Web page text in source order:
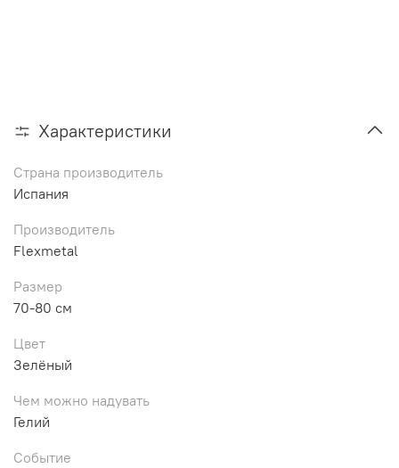
Характеристики
Страна производитель
Испания
Производитель
Flexmetal
Размер
70-80 см
Цвет
Зелёный
Чем можно надувать
Гелий
Событие